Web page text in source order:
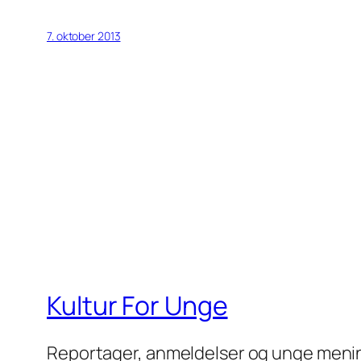
7. oktober 2013
Kultur For Unge
Reportager, anmeldelser og unge